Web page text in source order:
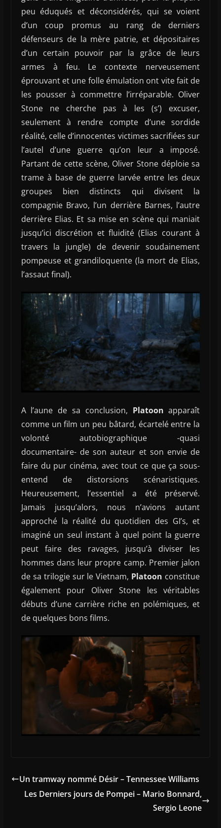
peu éduqués et déconsidérés, qui se voient
d’un coup promus au rang de derniers
défenseurs de la mère patrie, et dépositaires
d’un certain pouvoir par la grâce de leurs
armes à feu. Le contexte nerveusement
éprouvant et une folle émulation ont vite fait de
les pousser à commettre l’irréparable. Oliver
Stone ne cherche pas à les (s’) excuser,
seulement à rendre compte d’une sordide
réalité, celle d’innocentes victimes sacrifiées sur
l’autel d’une guerre qu’on leur a imposé.
Partant de cette scène, Oliver Stone déploie sa
trame à base de guerre larvée entre les deux
groupes bien distincts qui divisent la
compagnie Bravo, l’un derrière Barnes, l’autre
derrière Elias. Et sa mise en scène qui maniait
jusqu’ici discrétion et fluidité (Elias courant à
travers la jungle) de devenir soudainement
pompeuse et grandiloquente (la mort de Elias,
l’assaut final).
A l’aune de sa conclusion, Platoon apparaît
comme un film un peu bâtard, écartelé entre la
volonté autobiographique -quasi
documentaire- de son auteur et son envie de
faire du pur cinéma, avec tout ce que ça sous-
entend de distorsions scénaristiques.
Heureusement, l’essentiel a été préservé.
Jamais jusqu’alors, nous n’avions autant
approché la réalité du quotidien des GI’s, et
imaginé un seul instant à quel point la guerre
peut faire des ravages, jusqu’à diviser les
hommes dans leur propre camp. Premier jalon
de sa trilogie sur le Vietnam, Platoon constitue
également pour Oliver Stone les véritables
débuts d’une carrière riche en polémiques, et
de quelques bons films.
Un tramway nommé Désir – Tennessee Williams
Les Derniers jours de Pompei – Mario Bonnard,
Sergio Leone